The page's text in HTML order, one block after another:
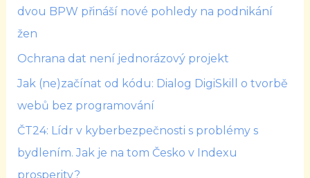
dvou BPW přináší nové pohledy na podnikání
žen
Ochrana dat není jednorázový projekt
Jak (ne)začínat od kódu: Dialog DigiSkill o tvorbě
webů bez programování
ČT24: Lídr v kyberbezpečnosti s problémy s
bydlením. Jak je na tom Česko v Indexu
prosperity?